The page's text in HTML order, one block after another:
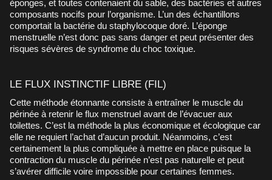
éponges, et toutes contenaient du sable, des bactéries et autres
composants nocifs pour l’organisme. L’un des échantillons
comportait la bactérie du staphylocoque doré. L’éponge
menstruelle n’est donc pas sans danger et peut présenter des
risques sévères de syndrome du choc toxique.
LE FLUX INSTINCTIF LIBRE (FIL)
Cette méthode étonnante consiste à entraîner le muscle du
périnée à retenir le flux menstruel avant de l’évacuer aux
toilettes. C’est la méthode la plus économique et écologique car
elle ne requiert l’achat d’aucun produit. Néanmoins, c’est
certainement la plus compliquée à mettre en place puisque la
contraction du muscle du périnée n’est pas naturelle et peut
s’avérer difficile voire impossible pour certaines femmes.